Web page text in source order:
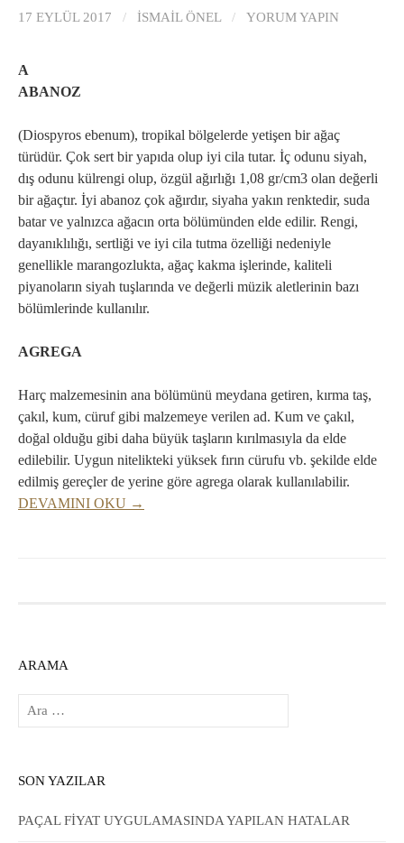
17 EYLÜL 2017 / İSMAIL ÖNEL / YORUM YAPIN
A
ABANOZ
(Diospyros ebenum), tropikal bölgelerde yetişen bir ağaç
türüdür. Çok sert bir yapıda olup iyi cila tutar. İç odunu siyah,
dış odunu külrengi olup, özgül ağırlığı 1,08 gr/cm3 olan değerli
bir ağaçtır. İyi abanoz çok ağırdır, siyaha yakın renktedir, suda
batar ve yalnızca ağacın orta bölümünden elde edilir. Rengi,
dayanıklılığı, sertliği ve iyi cila tutma özelliği nedeniyle
genellikle marangozlukta, ağaç kakma işlerinde, kaliteli
piyanoların siyah tuşlarında ve değerli müzik aletlerinin bazı
bölümlerinde kullanılır.
AGREGA
Harç malzemesinin ana bölümünü meydana getiren, kırma taş,
çakıl, kum, cüruf gibi malzemeye verilen ad. Kum ve çakıl,
doğal olduğu gibi daha büyük taşların kırılmasıyla da elde
edilebilir. Uygun nitelikteki yüksek fırın cürufu vb. şekilde elde
edilmiş gereçler de yerine göre agrega olarak kullanılabilir.
DEVAMINI OKU →
ARAMA
Arama:
SON YAZILAR
PAÇAL FİYAT UYGULAMASINDA YAPILAN HATALAR